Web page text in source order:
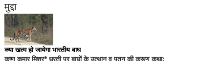
मुद्दा
क्या खत्म हो जायेगा भारतीय बाघ
कृष्ण कुमार मिश्र* धरती पर बाघों के उत्थान व पतन की करूण कथा: